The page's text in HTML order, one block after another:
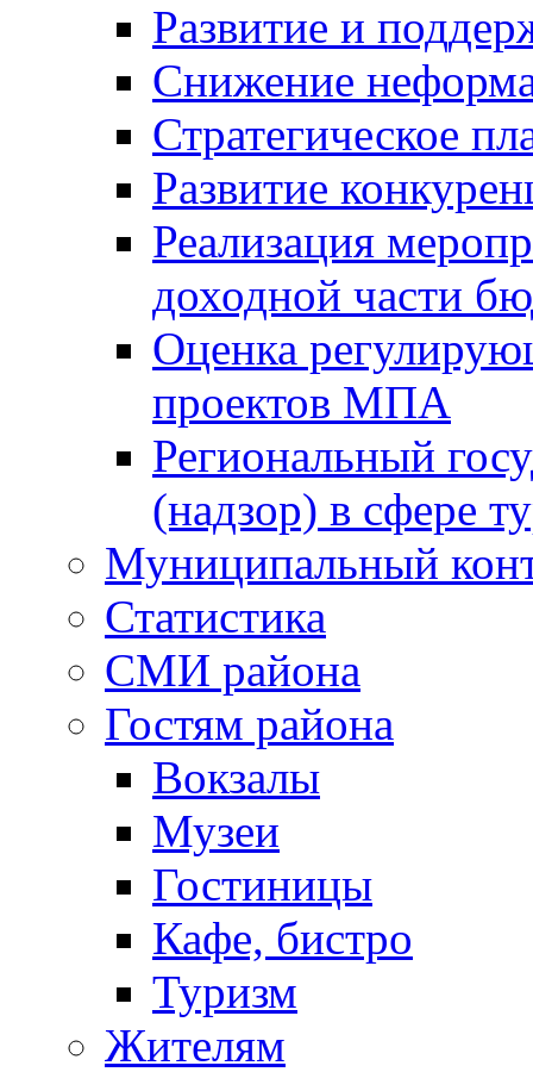
Развитие и
Снижение
Стратегическое
Развитие
Реализация
доходной части
Оценка
проектов МПА
Региональный
(надзор) в сфере
Муниципальный
Статистика
СМИ района
Гостям района
Вокзалы
Музеи
Гостиницы
Кафе, бистро
Туризм
Жителям